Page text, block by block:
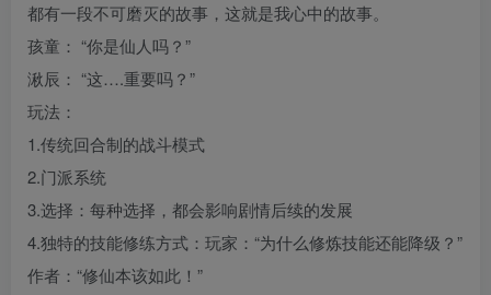
都有一段不可磨灭的故事，这就是我心中的故事。
孩童： “你是仙人吗？”
湫辰： “这….重要吗？”
玩法：
1.传统回合制的战斗模式
2.门派系统
3.选择：每种选择，都会影响剧情后续的发展
4.独特的技能修练方式：玩家：“为什么修炼技能还能降级？”
作者：“修仙本该如此！”